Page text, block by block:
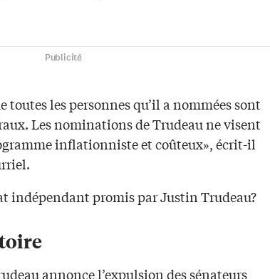
Publicité
toutes les personnes qu’il a nommées sont
Les nominations de Trudeau ne visent
inflationniste et coûteux», écrit-il
indépendant promis par Justin Trudeau?
annonce l’expulsion des sénateurs